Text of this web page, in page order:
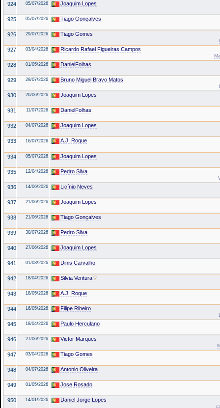
924 05/07/2026 Joaquim Lopes
925 05/07/2026 Tiago Gonçalves
926 29/07/2026 Tiago Gomes
927 03/04/2026 Ricardo Rafael Figueiras Campos
928 01/05/2026 DanielFolhas
929 29/07/2026 Bruno Miguel Bravo Matos
930 20/06/2026 Joaquim Lopes
931 11/07/2026 DanielFolhas
932 04/07/2026 Joaquim Lopes
933 16/07/2026 A.J. Roque
934 05/07/2026 Joaquim Lopes
935 12/04/2026 Pedro Silva
936 14/06/2026 Licínio Neves
937 21/06/2026 Joaquim Lopes
938 21/06/2026 Tiago Gonçalves
939 30/07/2026 Pedro Silva
940 27/06/2026 Joaquim Lopes
941 01/03/2026 Dinis Carvalho
942 18/04/2026 Silvia Ventura
943 18/05/2026 A.J. Roque
944 16/05/2026 Filipe Ribeiro
945 18/04/2026 Paulo Herculano
946 27/06/2026 Victor Marques
947 03/04/2026 Tiago Gomes
948 04/07/2026 Antonio Oliveira
949 01/05/2026 Jose Rosado
950 14/01/2026 Daniel Jorge Lopes